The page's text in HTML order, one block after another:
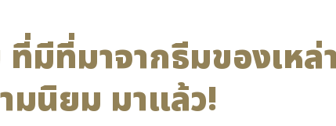
มีที่มาจากธีมของเหล่
มนิยม มาแล้ว!